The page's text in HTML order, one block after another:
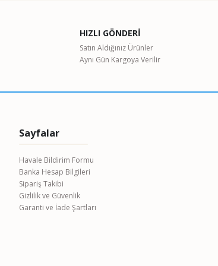
Gönder
HIZLI GÖNDERİ
Satın Aldığınız Ürünler
Aynı Gün Kargoya Verilir
Sayfalar
Havale Bildirim Formu
Banka Hesap Bilgileri
Sipariş Takibi
Gizlilik ve Güvenlik
Garanti ve İade Şartları